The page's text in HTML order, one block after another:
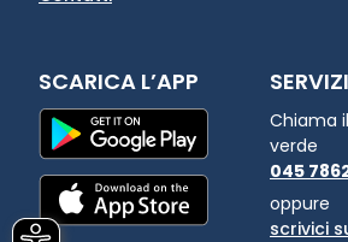
SCARICA L’APP
Chiama
verde
045
oppure
scrivici